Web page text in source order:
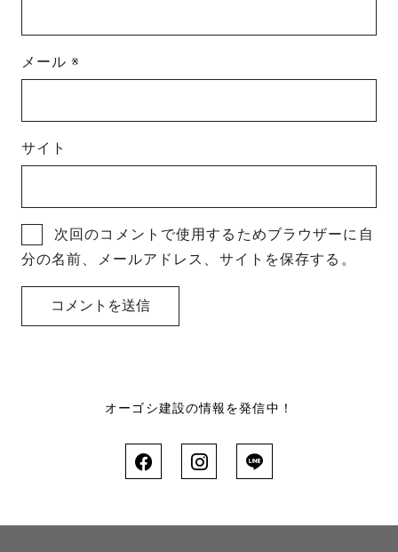
メール※
サイト
次回のコメントで使用するためブラウザーに自
分の名前、メールアドレス、サイトを保存する。
オーゴシ建設の情報を発信中！